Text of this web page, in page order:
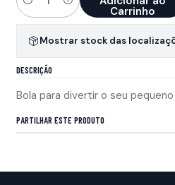
Quantidade Carrinho
Mostrar stock das
DESCRIÇÃO
Bola para divertir o seu
PARTILHAR ESTE PRODUTO